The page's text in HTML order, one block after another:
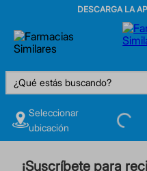
DESCARGA LA
¿Qué estás buscando?
Seleccionar
ubicación
¡Suscríbete para